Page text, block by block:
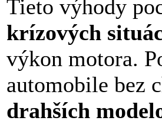
Tieto výhody
krízových
výkon motora.
automobile bez
drahších